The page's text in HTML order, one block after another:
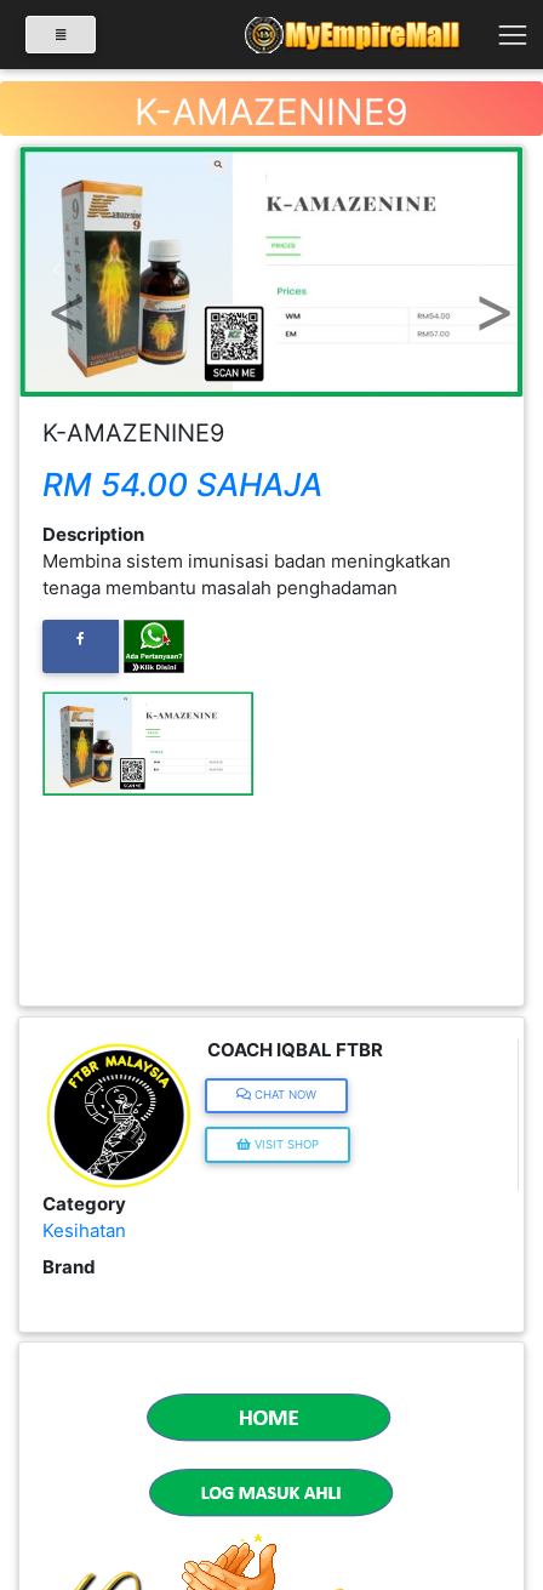
K-AMAZENINE9
Previous
K-AMAZENINE9
RM 54.00 SAHAJA
Description
Membina sistem imunisasi badan meningkatkan
tenaga membantu masalah penghadaman
COACH IQBAL FTBR
CHAT NOW
VISIT SHOP
Category
Kesihatan
Brand
SELECT CATEGORY
PRODUK(0)
BABIES(0)
PERNIAGAAN
FESYEN
WANITA(0)
KECANTIKAN(7)
FESYEN
LELAKI(0)
DERMA
DAN
INFAK(0)
TUDUNG(0)
ARTIKEL(14)
PEMBORONG(2)